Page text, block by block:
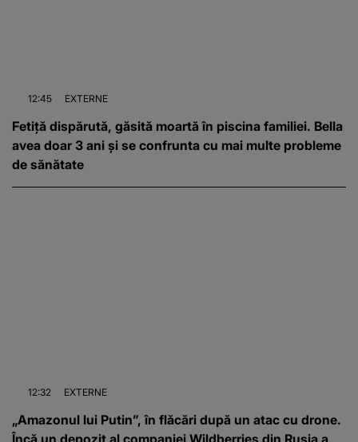
12:45 EXTERNE
Fetiță dispărută, găsită moartă în piscina familiei. Bella
avea doar 3 ani și se confrunta cu mai multe probleme
de sănătate
12:32 EXTERNE
„Amazonul lui Putin”, în flăcări după un atac cu drone.